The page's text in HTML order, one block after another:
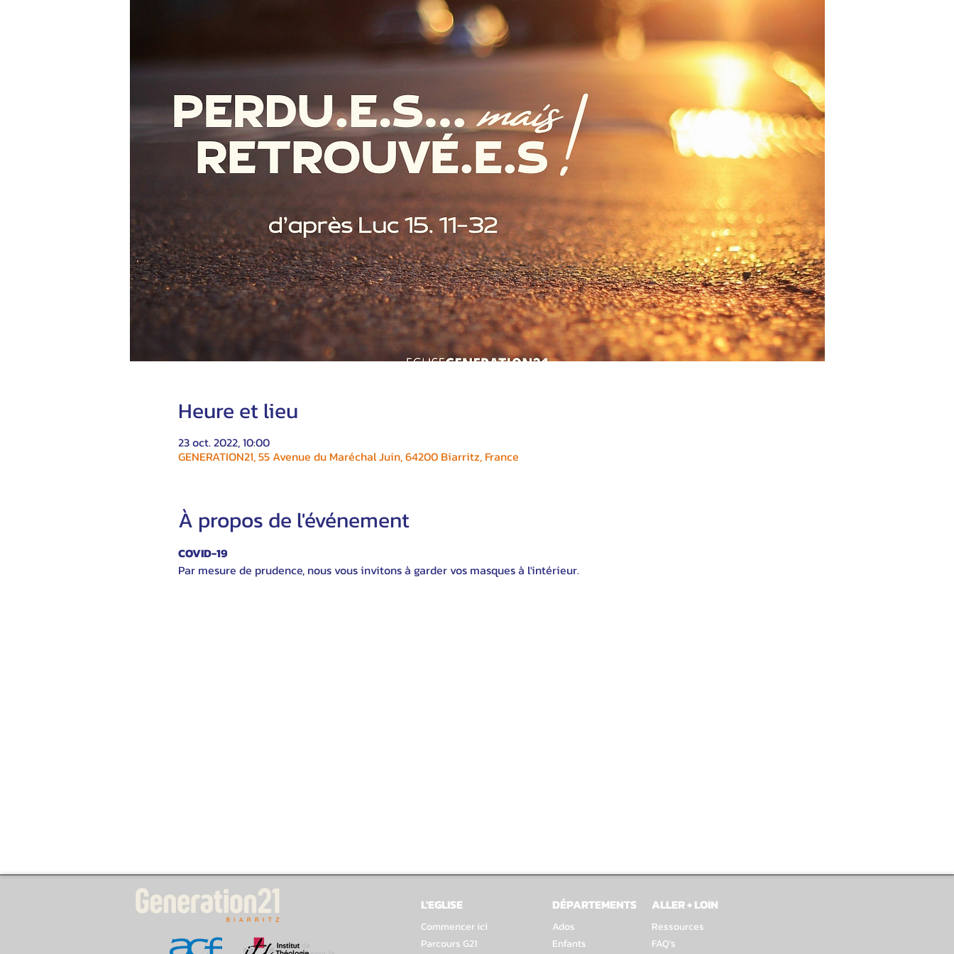
Heure et lieu
23 oct. 2022, 10:00
GENERATION21, 55 Avenue du Maréchal Juin, 64200 Biarritz, France
À propos de l'événement
COVID-19
Par mesure de prudence, nous vous invitons à garder vos masques à l'intérieur.
L'EGLISE
Commencer ici
Parcours G21
DÉPARTEMENTS ALLER + LOIN
Ados
Enfants
Ressources
FAQ's